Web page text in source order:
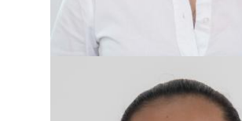
Coordinadora De